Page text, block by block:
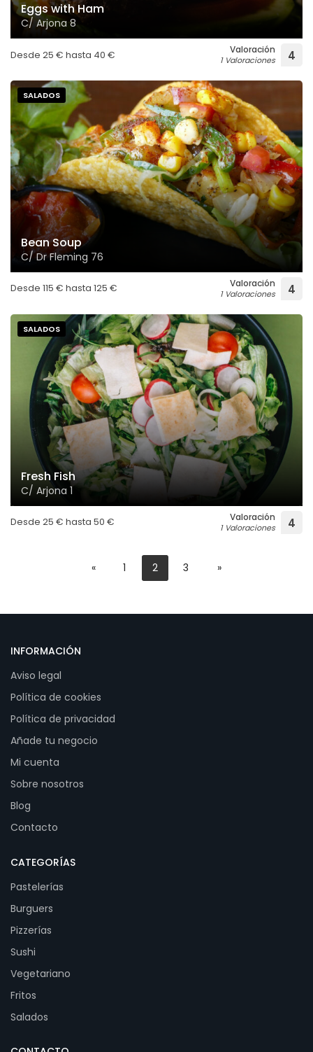
Eggs with Ham
C/ Arjona 8
Desde 25 € hasta 40 € Valoración
1 Valoraciones 4
SALADOS
Bean Soup
C/ Dr Fleming 76
Desde 115 € hasta 125 € Valoración
1 Valoraciones 4
SALADOS
Fresh Fish
C/ Arjona 1
Desde 25 € hasta 50 € Valoración
1 Valoraciones 4
« 1 2 3 »
INFORMACIÓN
Aviso legal
Política de cookies
Política de privacidad
Añade tu negocio
Mi cuenta
Sobre nosotros
Blog
Contacto
CATEGORÍAS
Pastelerías
Burguers
Pizzerías
Sushi
Vegetariano
Fritos
Salados